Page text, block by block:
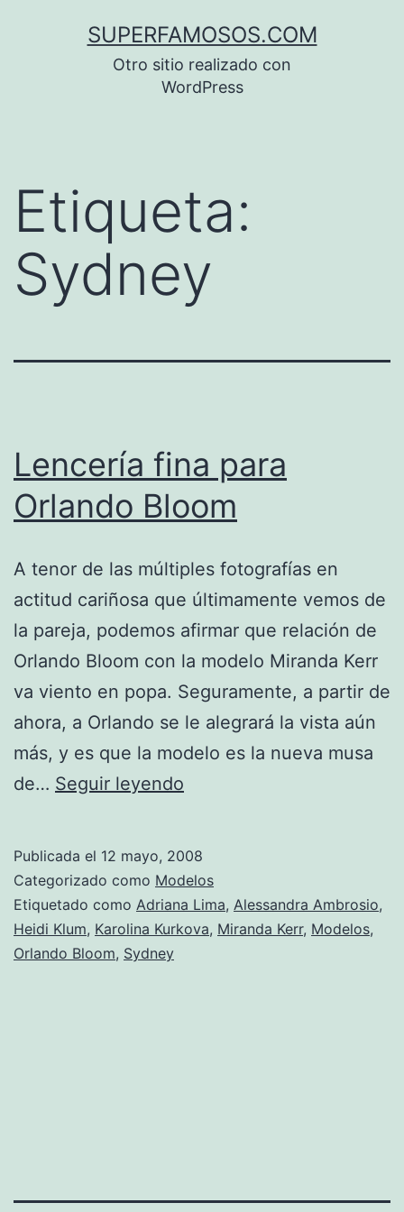
SUPERFAMOSOS.COM
Otro sitio realizado con
WordPress
Etiqueta:
Sydney
Lencería fina para
Orlando Bloom
A tenor de las múltiples fotografías en
actitud cariñosa que últimamente vemos de
la pareja, podemos afirmar que relación de
Orlando Bloom con la modelo Miranda Kerr
va viento en popa. Seguramente, a partir de
ahora, a Orlando se le alegrará la vista aún
más, y es que la modelo es la nueva musa
de… Seguir leyendo
Orlando
Bloom
Publicada el 12 mayo, 2008
Categorizado como Modelos
Etiquetado como Adriana Lima, Alessandra Ambrosio,
Heidi Klum, Karolina Kurkova, Miranda Kerr, Modelos,
Orlando Bloom, Sydney